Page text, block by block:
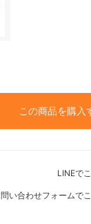
この商品を購入
LINEで
問い合わせフォームで